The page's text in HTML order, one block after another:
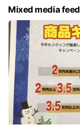
Mixed media feed